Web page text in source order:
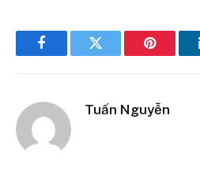
FacebookTwitter Pinterest
Tuấn Nguyễn